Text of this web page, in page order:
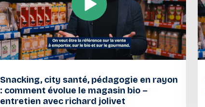
Snacking, city santé, pédagogie en rayon
: comment évolue le magasin bio –
entretien avec richard jolivet